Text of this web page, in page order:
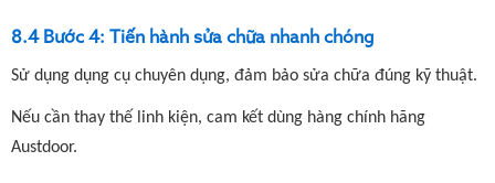
8.4 Bước 4: Tiến hành sửa chữa nhanh chóng
Sử dụng dụng cụ chuyên dụng, đảm bảo sửa chữa đúng kỹ thuật.
Nếu cần thay thế linh kiện, cam kết dùng hàng chính hãng
Austdoor.